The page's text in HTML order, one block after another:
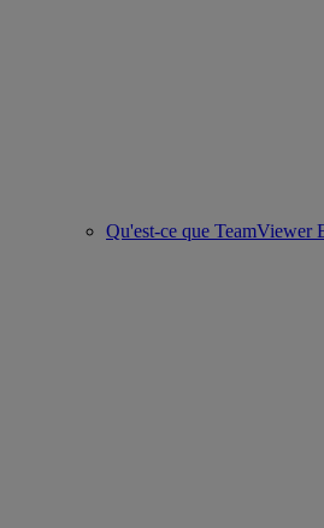
Qu'est-ce que TeamViewer